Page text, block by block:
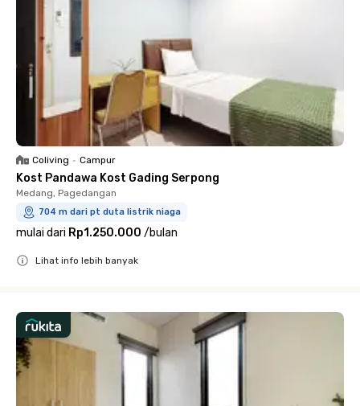
Coliving • Campur
Kost Pandawa Kost Gading Serpong
Medang, Pagedangan
704 m dari pt duta listrik niaga
mulai dari Rp1.250.000 /bulan
Lihat info lebih banyak